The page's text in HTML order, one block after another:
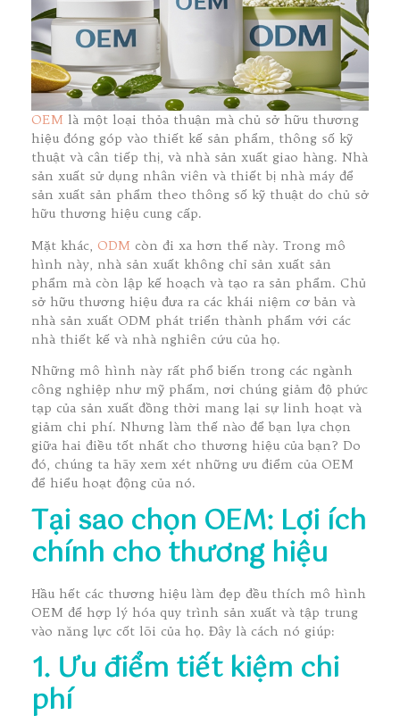
OEM là một loại thỏa thuận mà chủ sở hữu thương
hiệu đóng góp vào thiết kế sản phẩm, thông số kỹ
thuật và cân tiếp thị, và nhà sản xuất giao hàng. Nhà
sản xuất sử dụng nhân viên và thiết bị nhà máy để
sản xuất sản phẩm theo thông số kỹ thuật do chủ sở
hữu thương hiệu cung cấp.
Mặt khác, ODM còn đi xa hơn thế này. Trong mô
hình này, nhà sản xuất không chỉ sản xuất sản
phẩm mà còn lập kế hoạch và tạo ra sản phẩm. Chủ
sở hữu thương hiệu đưa ra các khái niệm cơ bản và
nhà sản xuất ODM phát triển thành phẩm với các
nhà thiết kế và nhà nghiên cứu của họ.
Những mô hình này rất phổ biến trong các ngành
công nghiệp như mỹ phẩm, nơi chúng giảm độ phức
tạp của sản xuất đồng thời mang lại sự linh hoạt và
giảm chi phí. Nhưng làm thế nào để bạn lựa chọn
giữa hai điều tốt nhất cho thương hiệu của bạn? Do
đó, chúng ta hãy xem xét những ưu điểm của OEM
để hiểu hoạt động của nó.
Tại sao chọn OEM: Lợi ích
chính cho thương hiệu
Hầu hết các thương hiệu làm đẹp đều thích mô hình
OEM để hợp lý hóa quy trình sản xuất và tập trung
vào năng lực cốt lõi của họ. Đây là cách nó giúp:
1. Ưu điểm tiết kiệm chi
phí